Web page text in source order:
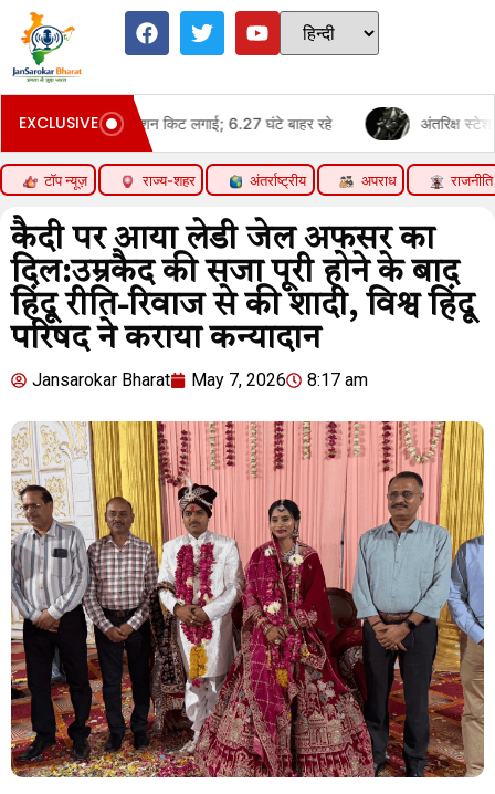
EXCLUSIVEकिट लगाई; 6.27 घंटे बाहर रहे अंतरिक्ष स्टेशन को अपग्रेड
टॉप न्यूज़ राज्य-शहर अंतर्राष्ट्रीय अपराध राजनीति
कैदी पर आया लेडी जेल अफसर का
दिल:उम्रकैद की सजा पूरी होने के बाद
हिंदू रीति-रिवाज से की शादी, विश्व हिंदू
परिषद ने कराया कन्यादान
Jansarokar Bharat May 7, 2026 8:17 am